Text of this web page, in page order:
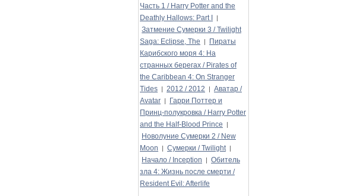
Часть 1 / Harry Potter and the
Deathly Hallows: Part I
|
Затмение Сумерки 3 / Twilight
Saga: Eclipse, The
|
Пираты
Карибского моря 4: На
странных берегах / Pirates of
the Caribbean 4: On Stranger
Tides | 2012 / 2012 | Аватар /
Avatar |
Гарри Поттер и
Принц-полукровка / Harry Potter
and the Half-Blood Prince
|
Новолуние Сумерки 2 / New
Moon
| Сумерки / Twilight |
Начало / Inception | Обитель
зла 4: Жизнь после смерти /
Resident Evil: Afterlife